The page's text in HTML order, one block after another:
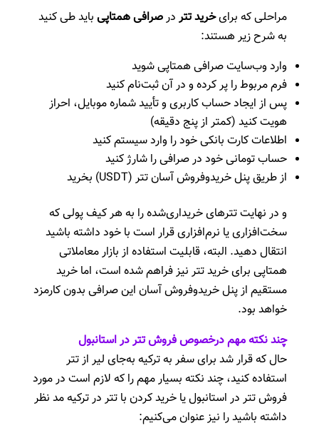
مراحلی که برایخرید تتر درصرافی همتاپی باید طی کنید
به شرح زیر هستند:
وارد وب‌سایت صرافی همتاپی شوید
فرم مربوط را پر کرده و در آن ثبت‌نام کنید
پس از ایجاد حساب کاربری و تأیید شماره موبایل، احراز
هویت کنید (کمتر از پنج دقیقه)
اطلاعات کارت بانکی خود را وارد سیستم کنید
حساب تومانی خود در صرافی را شارژ کنید
از طریق پنل خرید‌و‌فروش آسان تتر (USDT) بخرید
و در نهایت تترهای خریداری‌شده را به هر کیف پولی که
سخت‌افزاری یا نرم‌افزاری قرار است با خود داشته باشید
انتقال دهید. البته، قابلیت استفاده از بازار معاملاتی
همتاپی برای خرید تتر نیز فراهم شده است، اما خرید
مستقیم از پنل خرید‌و‌فروش آسان این صرافی بدون کارمزد
خواهد بود.
چند نکته مهم در‌خصوص فروش تتر در استانبول
حال که قرار شد برای سفر به ترکیه به‌جای لیر از تتر
استفاده کنید، چند نکته بسیار مهم را که لازم است در مورد
فروش تتر در استانبول یا خرید کردن با تتر در ترکیه مد نظر
داشته باشید را نیز عنوان می‌کنیم: